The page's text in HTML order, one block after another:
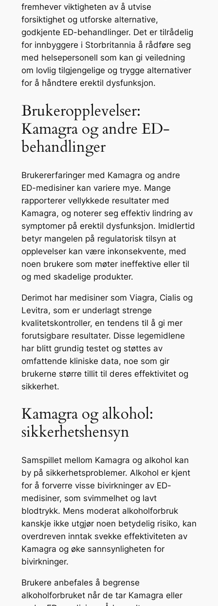
fremhever viktigheten av å utvise
forsiktighet og utforske alternative,
godkjente ED-behandlinger. Det er tilrådelig
for innbyggere i Storbritannia å rådføre seg
med helsepersonell som kan gi veiledning
om lovlig tilgjengelige og trygge alternativer
for å håndtere erektil dysfunksjon.
Brukeropplevelser:
Kamagra og andre ED-
behandlinger
Brukererfaringer med Kamagra og andre
ED-medisiner kan variere mye. Mange
rapporterer vellykkede resultater med
Kamagra, og noterer seg effektiv lindring av
symptomer på erektil dysfunksjon. Imidlertid
betyr mangelen på regulatorisk tilsyn at
opplevelser kan være inkonsekvente, med
noen brukere som møter ineffektive eller til
og med skadelige produkter.
Derimot har medisiner som Viagra, Cialis og
Levitra, som er underlagt strenge
kvalitetskontroller, en tendens til å gi mer
forutsigbare resultater. Disse legemidlene
har blitt grundig testet og støttes av
omfattende kliniske data, noe som gir
brukerne større tillit til deres effektivitet og
sikkerhet.
Kamagra og alkohol:
sikkerhetshensyn
Samspillet mellom Kamagra og alkohol kan
by på sikkerhetsproblemer. Alkohol er kjent
for å forverre visse bivirkninger av ED-
medisiner, som svimmelhet og lavt
blodtrykk. Mens moderat alkoholforbruk
kanskje ikke utgjør noen betydelig risiko, kan
overdreven inntak svekke effektiviteten av
Kamagra og øke sannsynligheten for
bivirkninger.
Brukere anbefales å begrense
alkoholforbruket når de tar Kamagra eller